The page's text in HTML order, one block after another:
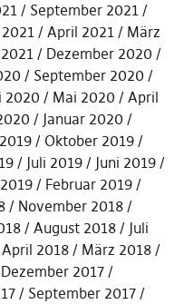
September 2021
April 2021
März
Dezember 2020
September 2020
2020 Mai 2020
April
Januar 2020
Oktober 2019
Juli 2019
Juni 2019
Februar 2019
November 2018
August 2018
Juli
April 2018
März 2018
Dezember 2017
September 2017